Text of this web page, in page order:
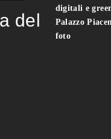
del
digitali e
Palazzo
foto